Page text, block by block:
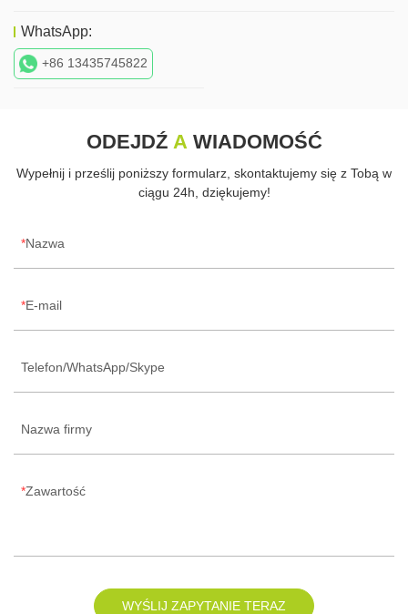
WhatsApp:
+86 13435745822
ODEJDŹ AWIADOMOŚĆ
Wypełnij i prześlij poniższy formularz, skontaktujemy się z Tobą w
ciągu 24h, dziękujemy!
Nazwa
E-mail
Telefon/WhatsApp/Skype
Nazwa firmy
Zawartość
WYŚLIJ ZAPYTANIE TERAZ